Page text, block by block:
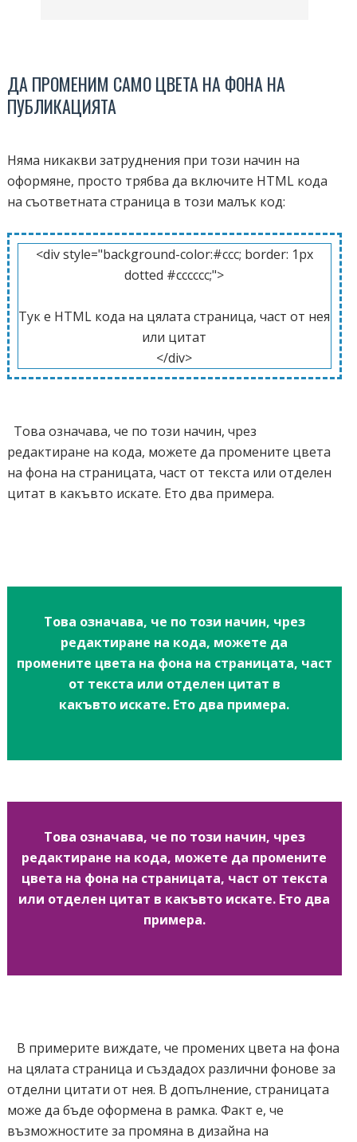
ДА ПРОМЕНИМ САМО ЦВЕТА НА ФОНА НА
ПУБЛИКАЦИЯТА
Няма никакви затруднения при този начин на
оформяне, просто трябва да включите HTML кода
на съответната страница в този малък код:
<div style="background-color:#ccc; border: 1px
dotted #cccccc;">
Тук е HTML кода на цялата страница, част от нея
или цитат
</div>
Това означава, че по този начин, чрез
редактиране на кода, можете да промените цвета
на фона на страницата, част от текста или отделен
цитат в какъвто искате. Ето два примера.
Това означава, че по този начин, чрез
редактиране на кода, можете да
промените цвета на фона на страницата, част
от текста или отделен цитат в
какъвто искате. Ето два примера.
Това означава, че по този начин, чрез
редактиране на кода, можете да промените
цвета на фона на страницата, част от текста
или отделен цитат в какъвто искате. Ето два
примера.
В примерите виждате, че промених цвета на фона
на цялата страница и създадох различни фонове за
отделни цитати от нея. В допълнение, страницата
може да бъде оформена в рамка. Факт е, че
възможностите за промяна в дизайна на